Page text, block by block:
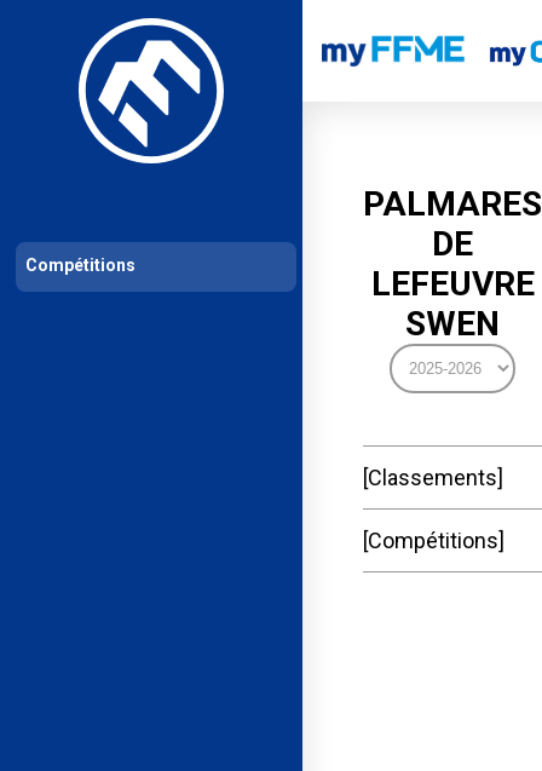
Les compétitions Calendrier de compétitions Classements
PALMARES
DE
LEFEUVRE
SWEN
Classements
Compétitions
Compétitions